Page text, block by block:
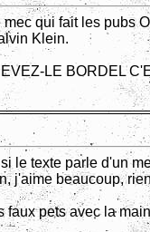
mec qui fait les pubs
Klein.
LE BORDEL
le texte parle d'un
j'aime beaucoup,
faux pets avec la